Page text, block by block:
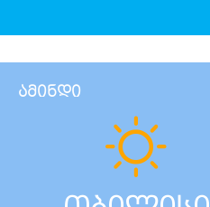
ამინდი